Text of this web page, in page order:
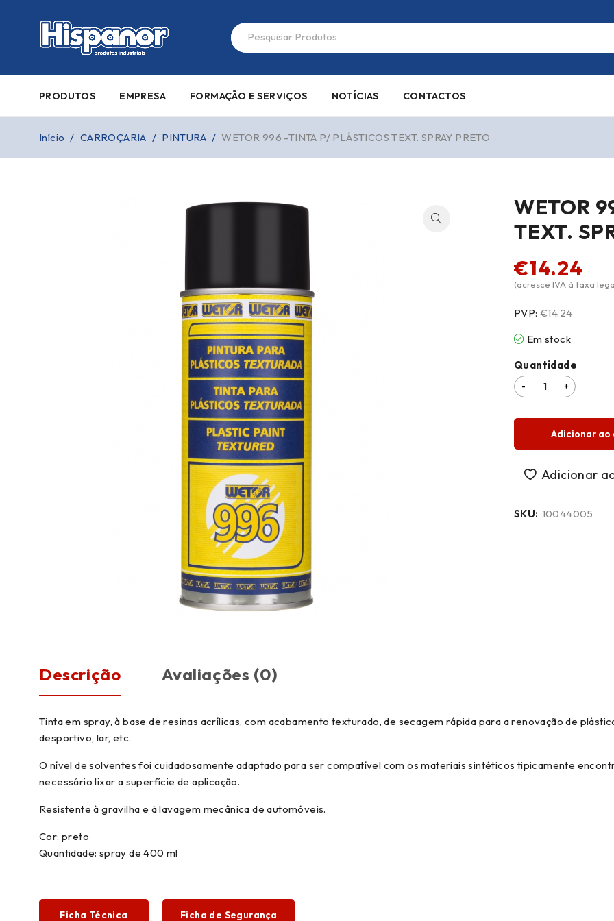
PRODUTOS EMPRESA FORMAÇÃO E SERVIÇOS NOTÍCIAS CONTACTOS
Início / CARROÇARIA / PINTURA / WETOR 996 -TINTA P/ PLÁSTICOS TEXT. SPRAY PRETO
WETOR
TEXT.
€14.24
(acresce IVA à taxa
PVP: €14.24
Em stock
Quantidade
Adicionar ao
SKU: 10044005
Descrição Avaliações (0)
Tinta em spray, à base de resinas acrílicas, com acabamento texturado, de secagem rápida para a renovação de
desportivo, lar, etc.
O nível de solventes foi cuidadosamente adaptado para ser compatível com os materiais sintéticos tipicamente
necessário lixar a superfície de aplicação.
Resistente à gravilha e à lavagem mecânica de automóveis.
Cor: preto
Quantidade: spray de 400 ml
Ficha Técnica Ficha de Segurança